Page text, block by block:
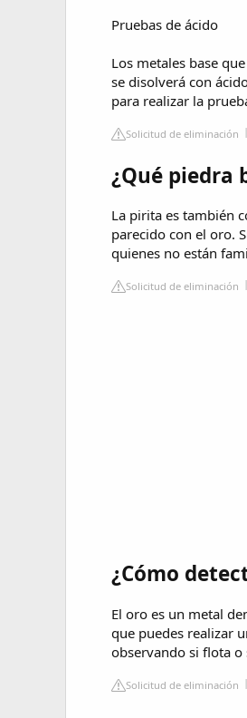
Pruebas de ácido
Los metales base
se disolverá con
para realizar la
Solicitud de eliminación
¿Qué piedra
La pirita es también
parecido con el oro.
quienes no están
Solicitud de eliminación
¿Cómo
El oro es un metal
que puedes realizar
observando si flota o
Solicitud de eliminación